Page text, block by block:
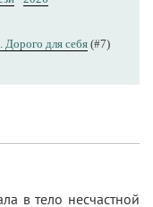
для себя (#7)
в тело несчастной